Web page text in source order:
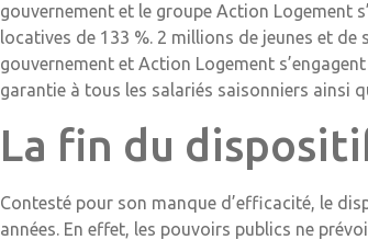
gouvernement et le groupe Action Logement
locatives de 133 %. 2 millions de jeunes et
gouvernement et Action Logement
garantie à tous les salariés saisonniers ainsi
La fin du
Contesté pour son manque d’efficacité, le
années. En effet, les pouvoirs publics ne